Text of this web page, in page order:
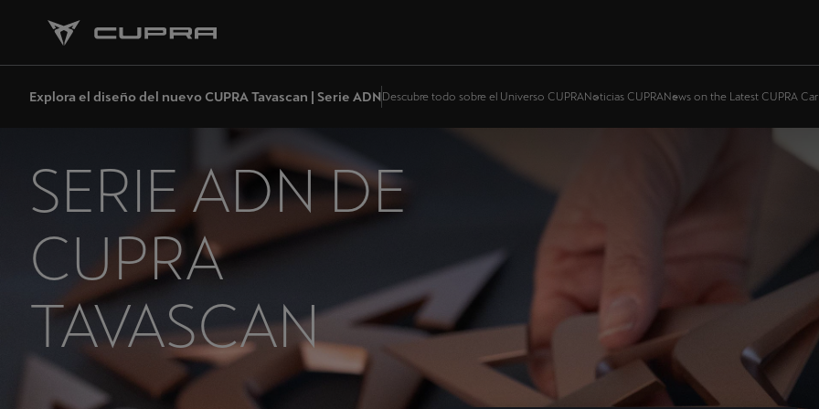
Explora el diseño del nuevo CUPRA Tavascan | Serie ADN Descubre todo sobre el Universo CUPRANoticias CUPRANews on the Latest CUPRA
SERIE ADN DE
CUPRA
TAVASCAN